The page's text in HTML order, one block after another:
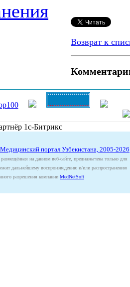
Возврат к
портал Узбекистана, 2005-2026
на данном веб-сайте, предназначена только для
дальнейшему воспроизведению и/или распространению
разрешения компании MedNetSoft